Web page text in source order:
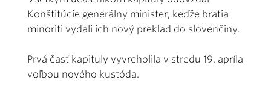
Konštitúcie generálny minister, keďže bratia
minoriti vydali ich nový preklad do slovenčiny.
Prvá časť kapituly vyvrcholila v stredu 19. apríla
voľbou nového kustóda.